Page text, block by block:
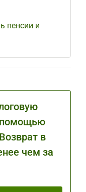
пенсии и
помощью
в
чем за